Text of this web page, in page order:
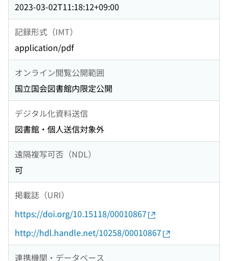
2023-03-02T11:18:12+09:00
記録形式（IMT）
application/pdf
オンライン閲覧公開範囲
国立国会図書館内限定公開
デジタル化資料送信
図書館・個人送信対象外
遠隔複写可否（NDL）
可
掲載誌（URI）
https://doi.org/10.15118/00010867
http://hdl.handle.net/10258/00010867
連携機関・データベース